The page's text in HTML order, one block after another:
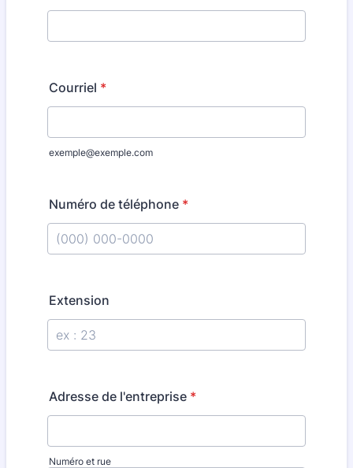
Courriel *
exemple@exemple.com
Numéro de téléphone *
Extension
Adresse de l'entreprise *
Numéro et rue